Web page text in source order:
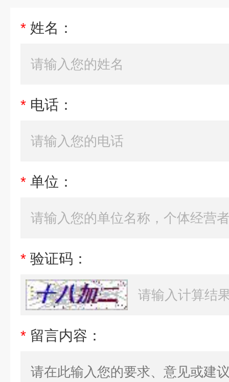
* 姓名：
* 电话：
* 单位：
* 验证码：
* 留言内容：